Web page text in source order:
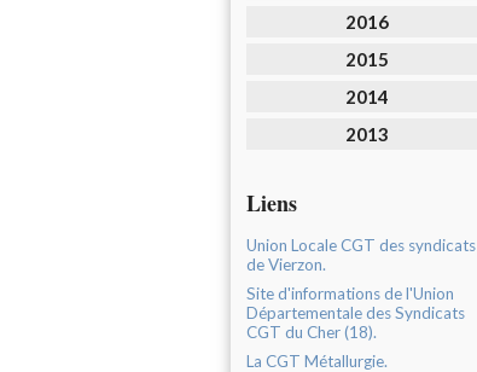
2016
2015
2014
2013
Liens
Union Locale CGT des syndicats
de Vierzon.
Site d'informations de l'Union
Départementale des Syndicats
CGT du Cher (18).
La CGT Métallurgie.